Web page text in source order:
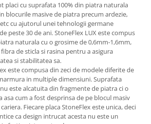
placi cu suprafata 100% din piatra naturala
blocurile masive de piatra precum ardezie,
cu ajutorul unei tehnologii germane
peste 30 de ani. StoneFlex LUX este compus
naturala cu o grosime de 0,6mm-1,6mm,
de sticla si rasina pentru a asigura
si stabilitatea sa.
este compusa din zeci de modele diferite de
in multiple dimensiuni. Suprafata
este alcatuita din fragmente de piatra ci o
cum a fost desprinsa de pe blocul masiv
Fiecare placa StoneFlex este unica, deci
ca design intrucat acesta nu este un